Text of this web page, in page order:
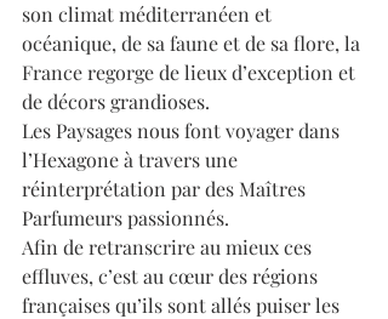
son climat méditerranéen et
océanique, de sa faune et de sa flore, la
France regorge de lieux d’exception et
de décors grandioses.
Les Paysages nous font voyager dans
l’Hexagone à travers une
réinterprétation par des Maîtres
Parfumeurs passionnés.
Afin de retranscrire au mieux ces
effluves, c’est au cœur des régions
françaises qu’ils sont allés puiser les